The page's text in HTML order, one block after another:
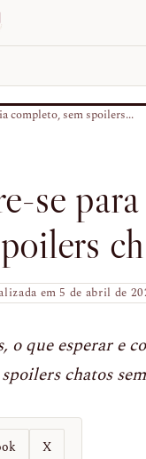
completo, sem spoilers...
se
em 5 de abril de
o que esperar e
chatos
X